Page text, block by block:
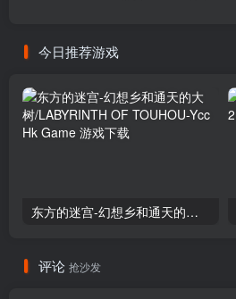
今日推荐游戏
东方的迷宫-幻想乡和通天的大树/LABYRINTH OF TOUHOU
评论 抢沙发